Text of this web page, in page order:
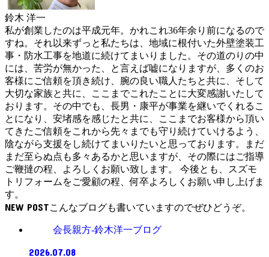
鈴木 洋一
私が創業したのは平成元年。かれこれ36年余り前になるので
すね。それ以来ずっと私たちは、地域に根付いた外壁塗装工
事・防水工事を地道に続けてまいりました。その道のりの中
には、苦労が無かった、と言えば嘘になりますが、多くのお
客様にご信頼を頂き続け、腕の良い職人たちと共に、そして
大切な家族と共に、ここまでこれたことに大変感謝いたして
おります。その中でも、長男・康平が事業を継いでくれるこ
とになり、安堵感を感じたと共に、ここまでお客様から頂い
てきたご信頼をこれから先々までも守り続けていけるよう、
陰ながら支援をし続けてまいりたいと思っております。まだ
まだ至らぬ点も多々あるかと思いますが、その際にはご指導
ご鞭撻の程、よろしくお願い致します。 今後とも、スズモ
トリフォームをご愛顧の程、何卒よろしくお願い申し上げま
す。
NEW POST
会長親方-鈴木洋一ブログ
2026.07.08